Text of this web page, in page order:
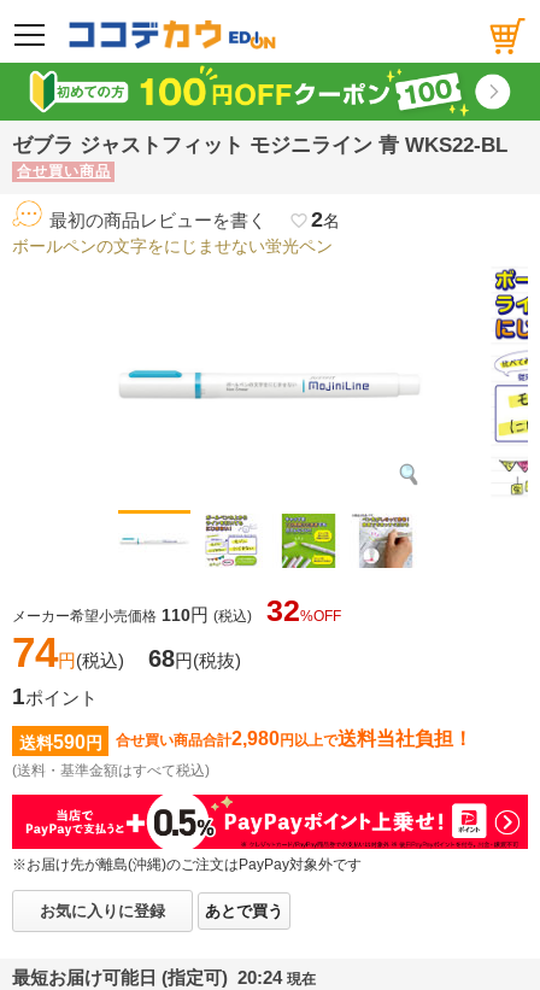
メニュー
ゼブラ ジャストフィット モジニライン 青 WKS22-BL
合せ買い商品
最初の商品レビューを書く favorite_border2名
ボールペンの文字をにじませない蛍光ペン
メーカー希望小売価格 110円 (税込) 32%OFF
74円(税込) 68円(税抜)
1ポイント
送料590円 合せ買い商品合計2,980円以上で送料当社負担！
(送料・基準金額はすべて税込)
※お届け先が離島(沖縄)のご注文はPayPay対象外です
お気に入りに登録 あとで買う
最短お届け可能日 (指定可) 20:24 現在